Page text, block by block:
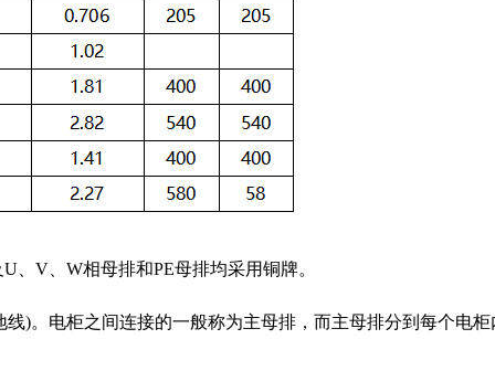
、V、W相母排和PE母排均采用铜牌。
)。电柜之间连接的一般称为主母排，而主母排分到每个电